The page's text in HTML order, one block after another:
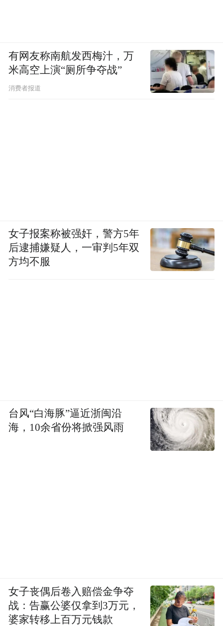
有网友称南航发西梅汁，万
米高空上演“厕所争夺战”
消费者报道
女子报案称被强奸，警方5年
后逮捕嫌疑人，一审判5年双
方均不服
台风“白海豚”逼近浙闽沿
海，10余省份将掀强风雨
女子丧偶后卷入赔偿金争夺
战：告赢公婆仅拿到3万元，
婆家转移上百万元钱款